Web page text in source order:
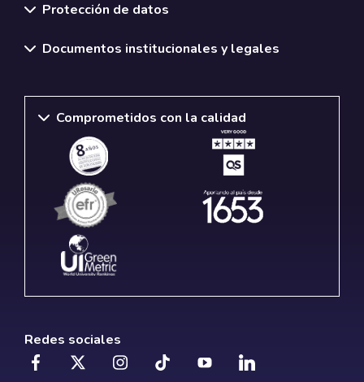
Protección de datos
Documentos institucionales y legales
Comprometidos con la calidad
Redes sociales